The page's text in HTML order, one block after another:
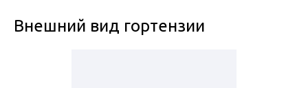
Внешний вид гортензии